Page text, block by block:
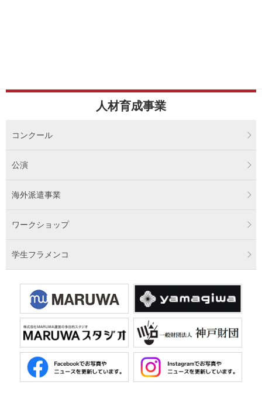
人材育成事業
コンクール
公演
海外派遣事業
ワークショップ
学生フラメンコ